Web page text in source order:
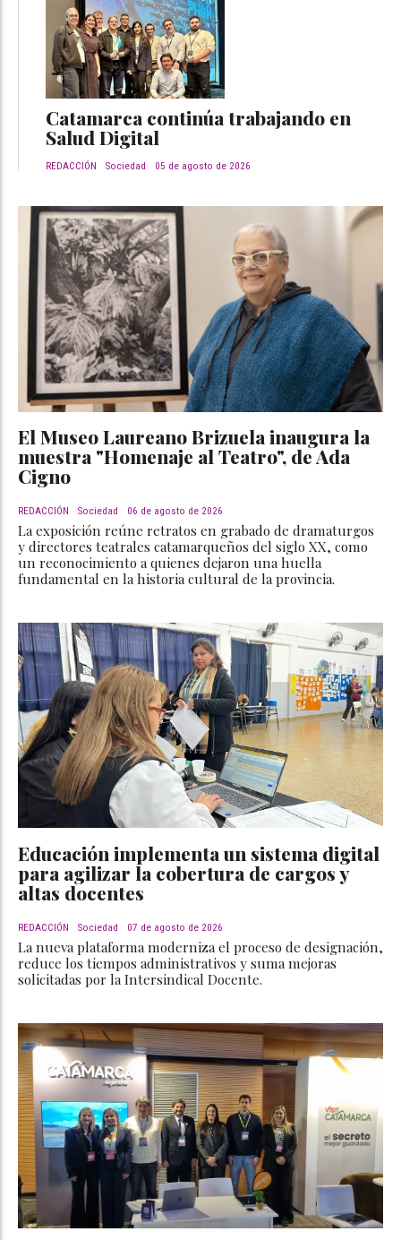
Catamarca continúa trabajando en
Salud Digital
REDACCIÓN Sociedad 05 de agosto de 2026
El Museo Laureano Brizuela inaugura la
muestra "Homenaje al Teatro", de Ada
Cigno
REDACCIÓN Sociedad 06 de agosto de 2026
La exposición reúne retratos en grabado de dramaturgos
y directores teatrales catamarqueños del siglo XX, como
un reconocimiento a quienes dejaron una huella
fundamental en la historia cultural de la provincia.
Educación implementa un sistema digital
para agilizar la cobertura de cargos y
altas docentes
REDACCIÓN Sociedad 07 de agosto de 2026
La nueva plataforma moderniza el proceso de designación,
reduce los tiempos administrativos y suma mejoras
solicitadas por la Intersindical Docente.